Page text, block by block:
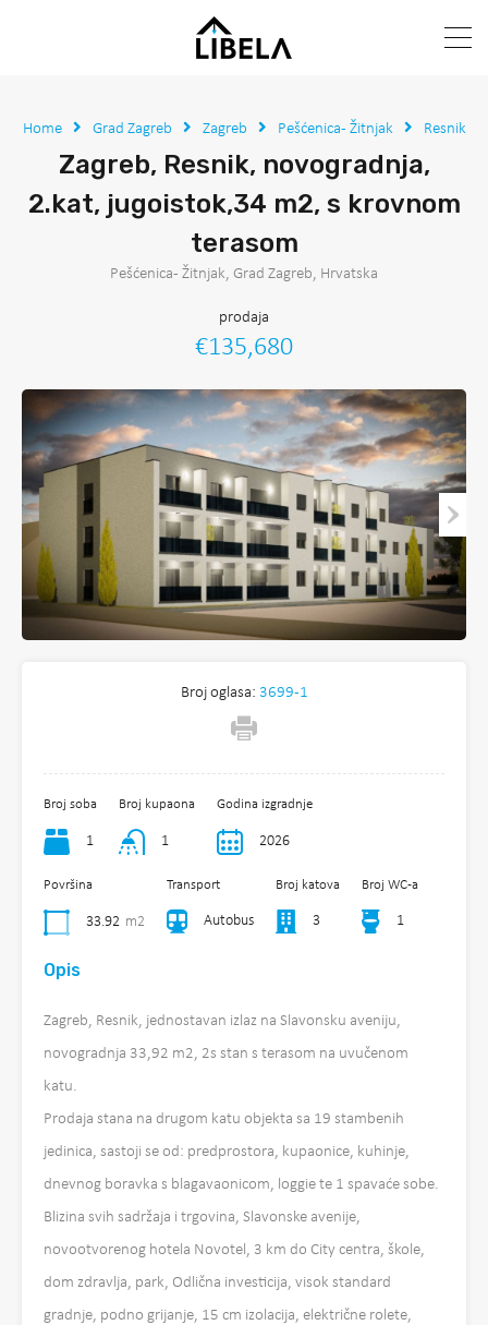
Home Grad Zagreb Zagreb Pešćenica - Žitnjak Resnik
Zagreb, Resnik, novogradnja,
2.kat, jugoistok,34 m2, s krovnom
terasom
Pešćenica - Žitnjak, Grad Zagreb, Hrvatska
prodaja
€135,680
Broj oglasa: 3699-1
Broj soba
1
Broj kupaona
1
Godina izgradnje
2026
Površina
33.92 m2
Transport
Autobus
Broj katova
3
Broj WC-a
1
Opis
Zagreb, Resnik, jednostavan izlaz na Slavonsku aveniju,
novogradnja 33,92 m2, 2s stan s terasom na uvučenom
katu.
Prodaja stana na drugom katu objekta sa 19 stambenih
jedinica, sastoji se od: predprostora, kupaonice, kuhinje,
dnevnog boravka s blagavaonicom, loggie te 1 spavaće sobe.
Blizina svih sadržaja i trgovina, Slavonske avenije,
novootvorenog hotela Novotel, 3 km do City centra, škole,
dom zdravlja, park, Odlična investicija, visok standard
gradnje, podno grijanje, 15 cm izolacija, električne rolete,